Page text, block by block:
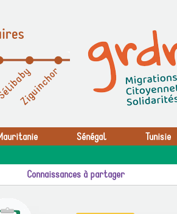
Sénégal Tunisie
Connaissances à partager